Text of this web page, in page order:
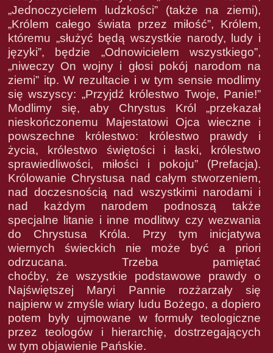
„Jednoczycielem ludzkości” (także na ziemi),
„Królem całego świata przez miłość”, Królem,
któremu „służyć będą wszystkie narody, ludy i
języki”, będzie „Odnowicielem wszystkiego”,
„niweczy On wojny i głosi pokój narodom na
ziemi” itp. W rezultacie i w tym sensie modlimy
się wszyscy: „Przyjdź królestwo Twoje, Panie!”
Modlimy się, aby Chrystus Król „przekazał
nieskończonemu Majestatowi Ojca wieczne i
powszechne królestwo: królestwo prawdy i
życia, królestwo świętości i łaski, królestwo
sprawiedliwości, miłości i pokoju” (Prefacja).
Królowanie Chrystusa nad całym stworzeniem,
nad doczesnością nad wszystkimi narodami i
nad każdym narodem podnoszą także
specjalne litanie i inne modlitwy czy wezwania
do Chrystusa Króla. Przy tym inicjatywa
wiernych świeckich nie może być a priori
odrzucana. Trzeba pamiętać
choćby, że wszystkie podstawowe prawdy o
Najświętszej Maryi Pannie rozżarzały się
najpierw w zmyśle wiary ludu Bożego, a dopiero
potem były ujmowane w formuły teologiczne
przez teologów i hierarchię, dostrzegających
w tym objawienie Pańskie.